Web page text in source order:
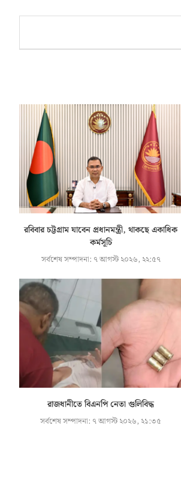
রবিবার চট্টগ্রাম যাবেন প্রধানমন্ত্রী, থাকছে একাধিক
কর্মসূচি
সর্বশেষ সম্পাদনা: ৭ আগস্ট ২০২৬, ২২:৫৭
রাজধানীতে বিএনপি নেতা গুলিবিদ্ধ
সর্বশেষ সম্পাদনা: ৭ আগস্ট ২০২৬, ২১:৩৫